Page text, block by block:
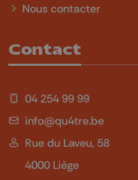
Nous contacter
Contact
04 254 99 99
info@qu4tre.be
Rue du Laveu, 58
4000 Liège